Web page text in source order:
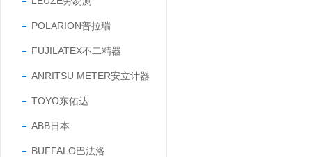
POLARION普拉瑞
FUJILATEX不二精器
ANRITSU METER安立计器
TOYO东佑达
ABB日本
BUFFALO巴法洛